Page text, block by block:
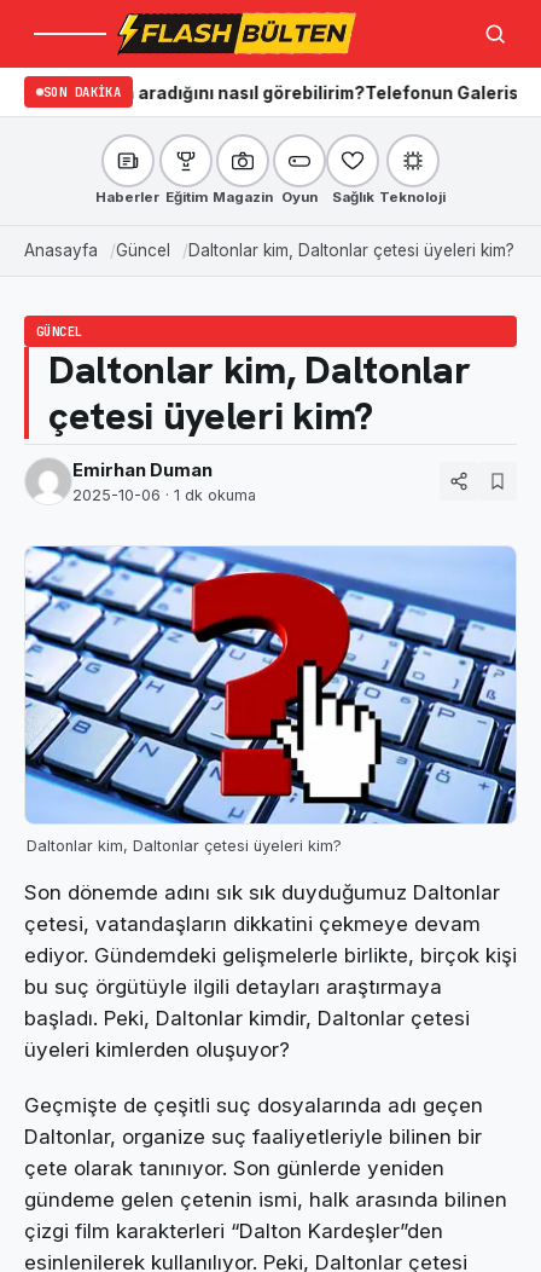
Menü Ara
SON DAKIKA
aradığını nasıl görebilirim?Telefonun Galerisi Nasıl
Haberler Eğitim Magazin Oyun Sağlık Teknoloji
Anasayfa Güncel Daltonlar kim, Daltonlar çetesi üyeleri kim?
GÜNCEL
Daltonlar kim, Daltonlar
çetesi üyeleri kim?
Emirhan Duman
2025-10-06 · 1 dk okuma
Daltonlar kim, Daltonlar çetesi üyeleri kim?
Son dönemde adını sık sık duyduğumuz Daltonlar
çetesi, vatandaşların dikkatini çekmeye devam
ediyor. Gündemdeki gelişmelerle birlikte, birçok kişi
bu suç örgütüyle ilgili detayları araştırmaya
başladı. Peki, Daltonlar kimdir, Daltonlar çetesi
üyeleri kimlerden oluşuyor?
Geçmişte de çeşitli suç dosyalarında adı geçen
Daltonlar, organize suç faaliyetleriyle bilinen bir
çete olarak tanınıyor. Son günlerde yeniden
gündeme gelen çetenin ismi, halk arasında bilinen
çizgi film karakterleri “Dalton Kardeşler”den
esinlenilerek kullanılıyor. Peki, Daltonlar çetesi